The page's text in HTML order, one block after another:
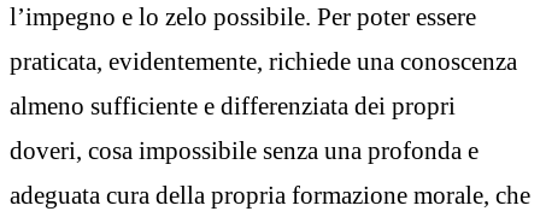
l’impegno e lo zelo possibile. Per poter essere
praticata, evidentemente, richiede una conoscenza
almeno sufficiente e differenziata dei propri
doveri, cosa impossibile senza una profonda e
adeguata cura della propria formazione morale, che